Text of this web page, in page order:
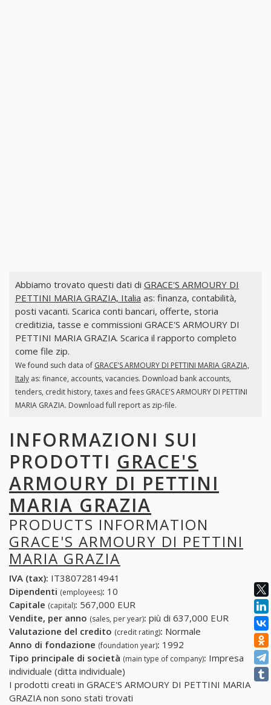
Abbiamo trovato questi dati di GRACE'S ARMOURY DI
PETTINI MARIA GRAZIA, Italia as: finanza, contabilità,
posti vacanti. Scarica conti bancari, offerte, storia
creditizia, tasse e commissioni GRACE'S ARMOURY DI
PETTINI MARIA GRAZIA. Scarica il rapporto completo
come file zip.
We found such data of GRACE'S ARMOURY DI PETTINI MARIA GRAZIA,
Italyas: finance, accounts, vacancies. Download bank accounts,
tenders, credit history, taxes and fees GRACE'S ARMOURY DI PETTINI
MARIA GRAZIA. Download full report as zip-file.
INFORMAZIONI SUI
PRODOTTI GRACE'S
ARMOURY DI PETTINI
MARIA GRAZIA
PRODUCTS INFORMATION
GRACE'S ARMOURY DI PETTINI
MARIA GRAZIA
IVA (tax): IT38072814941
Dipendenti (employees): 10
Capitale (capital): 567,000 EUR
Vendite, per anno (sales, per year): più di 637,000 EUR
Valutazione del credito (credit rating): Normale
Anno di fondazione (foundation year): 1992
Tipo principale di società (main type of company): Impresa
individuale (ditta individuale)
I prodotti creati in GRACE'S ARMOURY DI PETTINI MARIA
GRAZIA non sono stati trovati